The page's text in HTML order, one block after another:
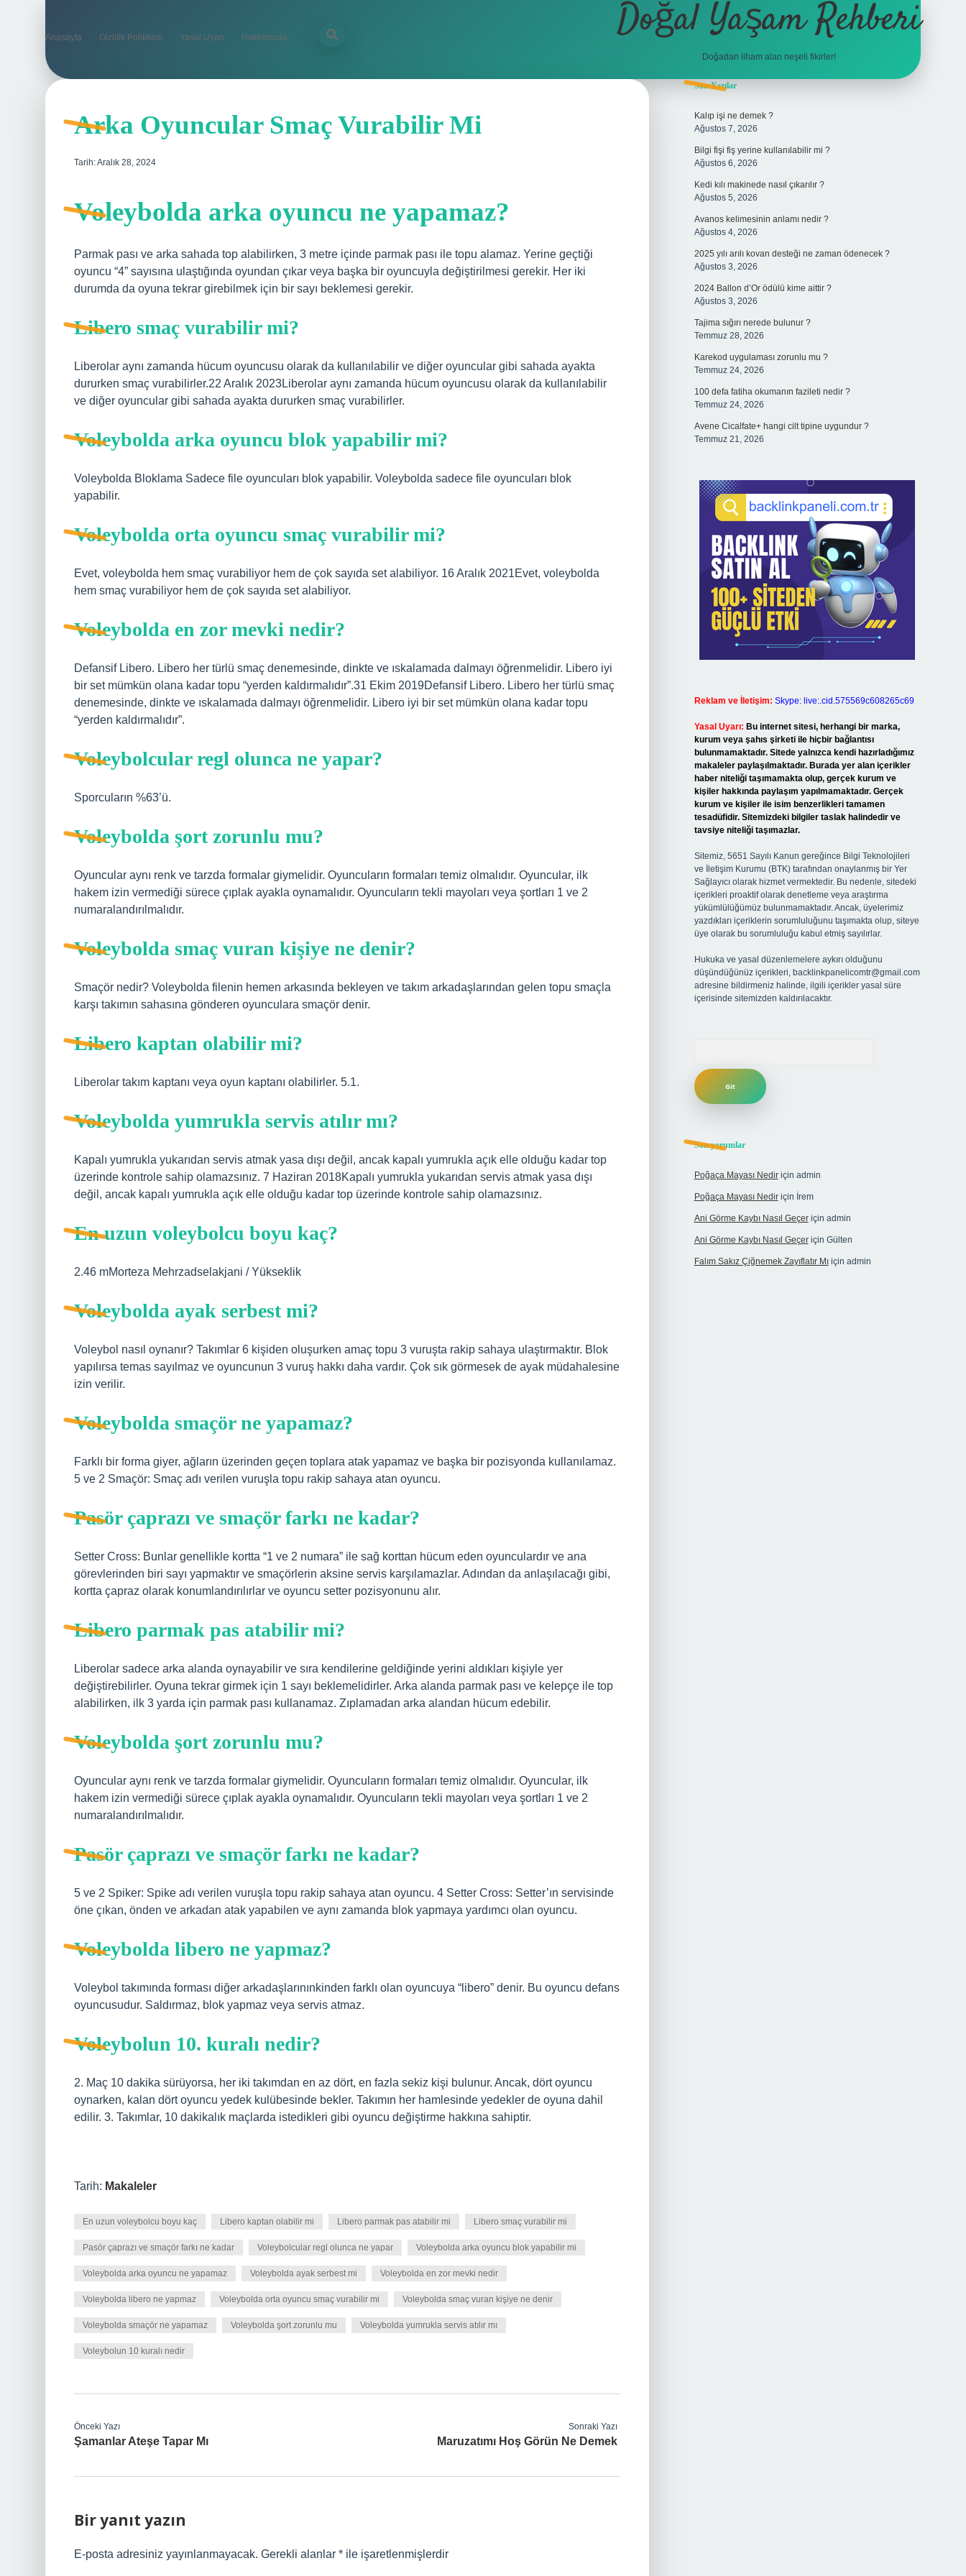
Anasayfa Gizlilik Politikası Yasal Uyarı Hakkımızda Doğal Yaşam Rehberi
Doğadan ilham alan neşeli fikirler!
Arka Oyuncular Smaç Vurabilir Mi
Tarih: Aralık 28, 2024
Voleybolda arka oyuncu ne yapamaz?
Parmak pası ve arka sahada top alabilirken, 3 metre içinde parmak pası ile topu alamaz. Yerine geçtiği
oyuncu “4” sayısına ulaştığında oyundan çıkar veya başka bir oyuncuyla değiştirilmesi gerekir. Her iki
durumda da oyuna tekrar girebilmek için bir sayı beklemesi gerekir.
Libero smaç vurabilir mi?
Liberolar aynı zamanda hücum oyuncusu olarak da kullanılabilir ve diğer oyuncular gibi sahada ayakta
dururken smaç vurabilirler.22 Aralık 2023Liberolar aynı zamanda hücum oyuncusu olarak da kullanılabilir
ve diğer oyuncular gibi sahada ayakta dururken smaç vurabilirler.
Voleybolda arka oyuncu blok yapabilir mi?
Voleybolda Bloklama Sadece file oyuncuları blok yapabilir. Voleybolda sadece file oyuncuları blok
yapabilir.
Voleybolda orta oyuncu smaç vurabilir mi?
Evet, voleybolda hem smaç vurabiliyor hem de çok sayıda set alabiliyor. 16 Aralık 2021Evet, voleybolda
hem smaç vurabiliyor hem de çok sayıda set alabiliyor.
Voleybolda en zor mevki nedir?
Defansif Libero. Libero her türlü smaç denemesinde, dinkte ve ıskalamada dalmayı öğrenmelidir. Libero iyi
bir set mümkün olana kadar topu “yerden kaldırmalıdır”.31 Ekim 2019Defansif Libero. Libero her türlü smaç
denemesinde, dinkte ve ıskalamada dalmayı öğrenmelidir. Libero iyi bir set mümkün olana kadar topu
“yerden kaldırmalıdır”.
Voleybolcular regl olunca ne yapar?
Sporcuların %63’ü.
Voleybolda şort zorunlu mu?
Oyuncular aynı renk ve tarzda formalar giymelidir. Oyuncuların formaları temiz olmalıdır. Oyuncular, ilk
hakem izin vermediği sürece çıplak ayakla oynamalıdır. Oyuncuların tekli mayoları veya şortları 1 ve 2
numaralandırılmalıdır.
Voleybolda smaç vuran kişiye ne denir?
Smaçör nedir? Voleybolda filenin hemen arkasında bekleyen ve takım arkadaşlarından gelen topu smaçla
karşı takımın sahasına gönderen oyunculara smaçör denir.
Libero kaptan olabilir mi?
Liberolar takım kaptanı veya oyun kaptanı olabilirler. 5.1.
Voleybolda yumrukla servis atılır mı?
Kapalı yumrukla yukarıdan servis atmak yasa dışı değil, ancak kapalı yumrukla açık elle olduğu kadar top
üzerinde kontrole sahip olamazsınız. 7 Haziran 2018Kapalı yumrukla yukarıdan servis atmak yasa dışı
değil, ancak kapalı yumrukla açık elle olduğu kadar top üzerinde kontrole sahip olamazsınız.
En uzun voleybolcu boyu kaç?
2.46 mMorteza Mehrzadselakjani / Yükseklik
Voleybolda ayak serbest mi?
Voleybol nasıl oynanır? Takımlar 6 kişiden oluşurken amaç topu 3 vuruşta rakip sahaya ulaştırmaktır. Blok
yapılırsa temas sayılmaz ve oyuncunun 3 vuruş hakkı daha vardır. Çok sık görmesek de ayak müdahalesine
izin verilir.
Voleybolda smaçör ne yapamaz?
Farklı bir forma giyer, ağların üzerinden geçen toplara atak yapamaz ve başka bir pozisyonda kullanılamaz.
5 ve 2 Smaçör: Smaç adı verilen vuruşla topu rakip sahaya atan oyuncu.
Pasör çaprazı ve smaçör farkı ne kadar?
Setter Cross: Bunlar genellikle kortta “1 ve 2 numara” ile sağ korttan hücum eden oyunculardır ve ana
görevlerinden biri sayı yapmaktır ve smaçörlerin aksine servis karşılamazlar. Adından da anlaşılacağı gibi,
kortta çapraz olarak konumlandırılırlar ve oyuncu setter pozisyonunu alır.
Libero parmak pas atabilir mi?
Liberolar sadece arka alanda oynayabilir ve sıra kendilerine geldiğinde yerini aldıkları kişiyle yer
değiştirebilirler. Oyuna tekrar girmek için 1 sayı beklemelidirler. Arka alanda parmak pası ve kelepçe ile top
alabilirken, ilk 3 yarda için parmak pası kullanamaz. Zıplamadan arka alandan hücum edebilir.
Voleybolda şort zorunlu mu?
Oyuncular aynı renk ve tarzda formalar giymelidir. Oyuncuların formaları temiz olmalıdır. Oyuncular, ilk
hakem izin vermediği sürece çıplak ayakla oynamalıdır. Oyuncuların tekli mayoları veya şortları 1 ve 2
numaralandırılmalıdır.
Pasör çaprazı ve smaçör farkı ne kadar?
5 ve 2 Spiker: Spike adı verilen vuruşla topu rakip sahaya atan oyuncu. 4 Setter Cross: Setter’ın servisinde
öne çıkan, önden ve arkadan atak yapabilen ve aynı zamanda blok yapmaya yardımcı olan oyuncu.
Voleybolda libero ne yapmaz?
Voleybol takımında forması diğer arkadaşlarınınkinden farklı olan oyuncuya “libero” denir. Bu oyuncu defans
oyuncusudur. Saldırmaz, blok yapmaz veya servis atmaz.
Voleybolun 10. kuralı nedir?
2. Maç 10 dakika sürüyorsa, her iki takımdan en az dört, en fazla sekiz kişi bulunur. Ancak, dört oyuncu
oynarken, kalan dört oyuncu yedek kulübesinde bekler. Takımın her hamlesinde yedekler de oyuna dahil
edilir. 3. Takımlar, 10 dakikalık maçlarda istedikleri gibi oyuncu değiştirme hakkına sahiptir.
Tarih: Makaleler
En uzun voleybolcu boyu kaç Libero kaptan olabilir mi Libero parmak pas atabilir mi Libero smaç vurabilir mi
Pasör çaprazı ve smaçör farkı ne kadar Voleybolcular regl olunca ne yapar Voleybolda arka oyuncu blok yapabilir mi
Voleybolda arka oyuncu ne yapamaz Voleybolda ayak serbest mi Voleybolda en zor mevki nedir
Voleybolda libero ne yapmaz Voleybolda orta oyuncu smaç vurabilir mi Voleybolda smaç vuran kişiye ne denir
Voleybolda smaçör ne yapamaz Voleybolda şort zorunlu mu Voleybolda yumrukla servis atılır mı
Voleybolun 10 kuralı nedir
Önceki Yazı
Şamanlar Ateşe Tapar Mı
Sonraki Yazı
Maruzatımı Hoş Görün Ne Demek
Bir yanıt yazın
E-posta adresiniz yayınlanmayacak. Gerekli alanlar * ile işaretlenmişlerdir
Sidebar
Son Yazılar
Kalıp işi ne demek ?
Ağustos 7, 2026
Bilgi fişi fiş yerine kullanılabilir mi ?
Ağustos 6, 2026
Kedi kılı makinede nasıl çıkarılır ?
Ağustos 5, 2026
Avanos kelimesinin anlamı nedir ?
Ağustos 4, 2026
2025 yılı arılı kovan desteği ne zaman ödenecek ?
Ağustos 3, 2026
2024 Ballon d’Or ödülü kime aittir ?
Ağustos 3, 2026
Tajima sığırı nerede bulunur ?
Temmuz 28, 2026
Karekod uygulaması zorunlu mu ?
Temmuz 24, 2026
100 defa fatiha okumanın fazileti nedir ?
Temmuz 24, 2026
Avene Cicalfate+ hangi cilt tipine uygundur ?
Temmuz 21, 2026
Reklam ve İletişim: Skype: live:.cid.575569c608265c69
Yasal Uyarı: Bu internet sitesi, herhangi bir marka,
kurum veya şahıs şirketi ile hiçbir bağlantısı
bulunmamaktadır. Sitede yalnızca kendi hazırladığımız
makaleler paylaşılmaktadır. Burada yer alan içerikler
haber niteliği taşımamakta olup, gerçek kurum ve
kişiler hakkında paylaşım yapılmamaktadır. Gerçek
kurum ve kişiler ile isim benzerlikleri tamamen
tesadüfidir. Sitemizdeki bilgiler taslak halindedir ve
tavsiye niteliği taşımazlar.
Sitemiz, 5651 Sayılı Kanun gereğince Bilgi Teknolojileri
ve İletişim Kurumu (BTK) tarafından onaylanmış bir Yer
Sağlayıcı olarak hizmet vermektedir. Bu nedenle, sitedeki
içerikleri proaktif olarak denetleme veya araştırma
yükümlülüğümüz bulunmamaktadır. Ancak, üyelerimiz
yazdıkları içeriklerin sorumluluğunu taşımakta olup, siteye
üye olarak bu sorumluluğu kabul etmiş sayılırlar.
Hukuka ve yasal düzenlemelere aykırı olduğunu
düşündüğünüz içerikleri, backlinkpanelicomtr@gmail.com
adresine bildirmeniz halinde, ilgili içerikler yasal süre
içerisinde sitemizden kaldırılacaktır.
Son yorumlar
Poğaça Mayası Nediriçin admin
Poğaça Mayası Nediriçin İrem
Ani Görme Kaybı Nasıl Geçeriçin admin
Ani Görme Kaybı Nasıl Geçeriçin Gülten
Falım Sakız Çiğnemek Zayıflatır Mıiçin admin